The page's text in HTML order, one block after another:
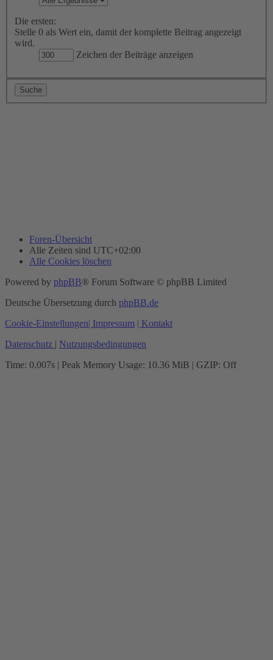
Die ersten:
Stelle 0 als Wert ein, damit der komplette Beitrag angezeigt
wird.
Zeichen der Beiträge anzeigen
Foren-Übersicht
Alle Zeiten sind UTC+02:00
Alle Cookies löschen
Powered by phpBB® Forum Software © phpBB Limited
Deutsche Übersetzung durch phpBB.de
Cookie-Einstellungen| Impressum | Kontakt
Datenschutz | Nutzungsbedingungen
Time: 0.007s | Peak Memory Usage: 10.36 MiB | GZIP: Off